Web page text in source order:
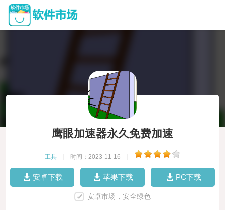
鹰眼加速器永久免费加速
工具 时间：2023-11-16
安卓下载 苹果下载 PC下载
安卓市场，安全绿色